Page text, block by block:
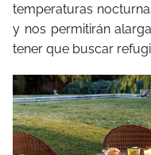
temperaturas
y nos permitirán
tener que buscar